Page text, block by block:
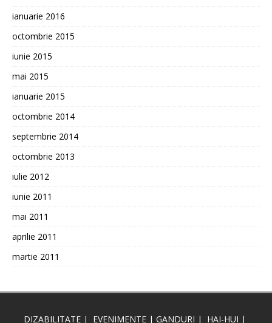
ianuarie 2016
octombrie 2015
iunie 2015
mai 2015
ianuarie 2015
octombrie 2014
septembrie 2014
octombrie 2013
iulie 2012
iunie 2011
mai 2011
aprilie 2011
martie 2011
DIZABILITATE | EVENIMENTE | GANDURI | HAI-HUI |